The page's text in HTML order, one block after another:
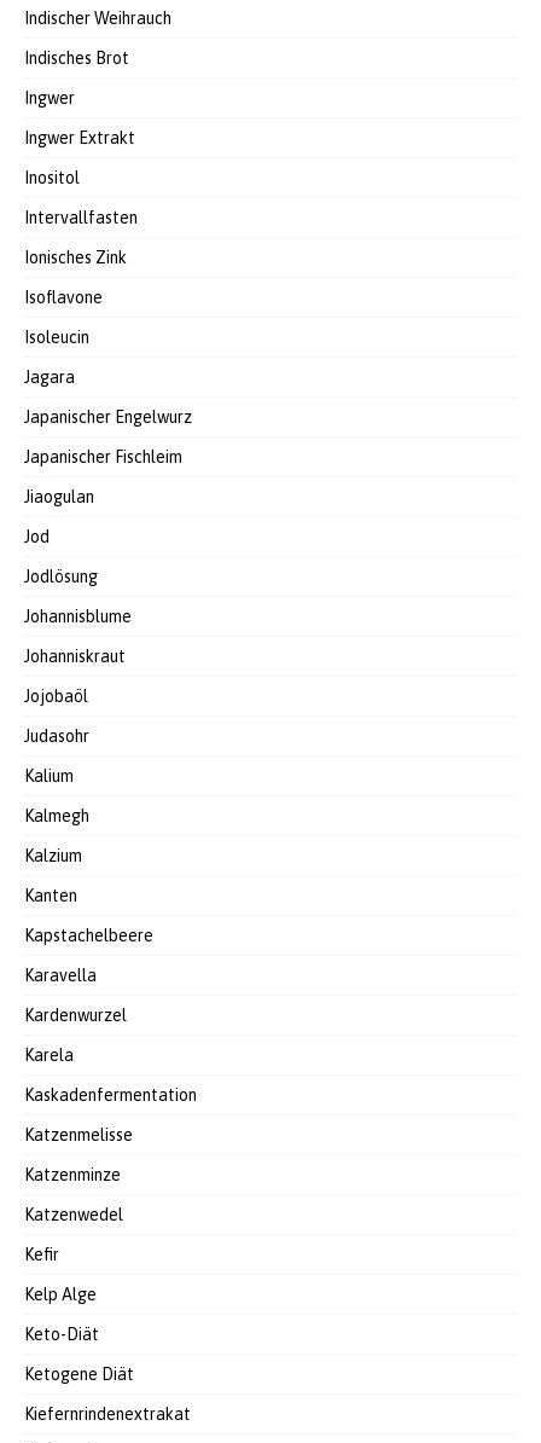
Indischer Weihrauch
Indisches Brot
Ingwer
Ingwer Extrakt
Inositol
Intervallfasten
Ionisches Zink
Isoflavone
Isoleucin
Jagara
Japanischer Engelwurz
Japanischer Fischleim
Jiaogulan
Jod
Jodlösung
Johannisblume
Johanniskraut
Jojobaöl
Judasohr
Kalium
Kalmegh
Kalzium
Kanten
Kapstachelbeere
Karavella
Kardenwurzel
Karela
Kaskadenfermentation
Katzenmelisse
Katzenminze
Katzenwedel
Kefir
Kelp Alge
Keto-Diät
Ketogene Diät
Kiefernrindenextrakat